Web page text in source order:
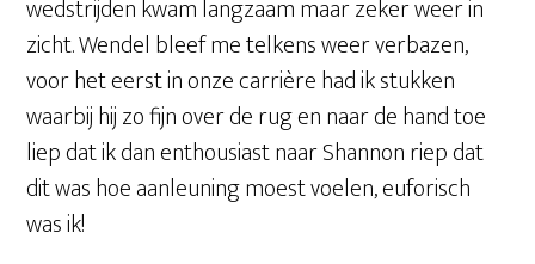
wedstrijden kwam langzaam maar zeker weer in
zicht. Wendel bleef me telkens weer verbazen,
voor het eerst in onze carrière had ik stukken
waarbij hij zo fijn over de rug en naar de hand toe
liep dat ik dan enthousiast naar Shannon riep dat
dit was hoe aanleuning moest voelen, euforisch
was ik!